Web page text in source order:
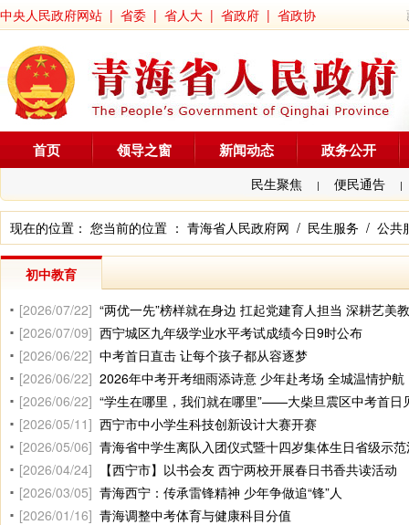
中央人民政府网站 | 省委 | 省人大 | 省政府 | 省政协
首页 领导之窗 新闻动态 政务公开
民生聚焦 | 便民通告 |
现在的位置： 您当前的位置 ： 青海省人民政府网 / 民生服务 / 公共
初中教育
[2026/07/22] “两优一先”榜样就在身边 扛起党建育人担当 深耕艺美
[2026/07/09] 西宁城区九年级学业水平考试成绩今日9时公布
[2026/06/22] 中考首日直击 让每个孩子都从容逐梦
[2026/06/22] 2026年中考开考细雨添诗意 少年赴考场 全城温情护航
[2026/06/22] “学生在哪里，我们就在哪里”——大柴旦震区中考首日
[2026/05/11] 西宁市中小学生科技创新设计大赛开赛
[2026/05/06] 青海省中学生离队入团仪式暨十四岁集体生日省级示
[2026/04/24]
【西宁市】以书会友 西宁两校开展春日书香共读活动
[2026/03/05] 青海西宁：传承雷锋精神 少年争做追“锋”人
[2026/01/16] 青海调整中考体育与健康科目分值